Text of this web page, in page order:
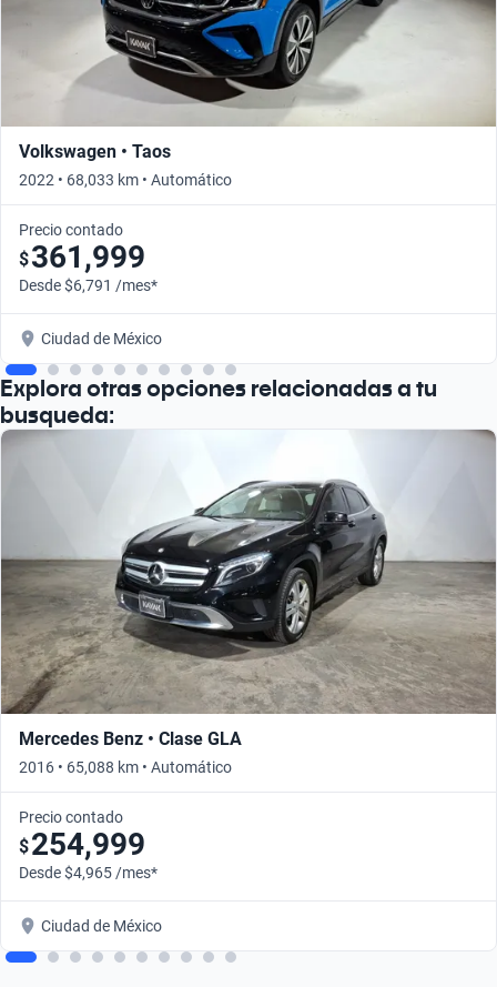
Volkswagen • Taos
2022 • 68,033 km • Automático
Precio contado
$361,999
Desde $6,791 /mes*
Ciudad de México
Explora otras opciones relacionadas a tu
busqueda:
Mercedes Benz • Clase GLA
2016 • 65,088 km • Automático
Precio contado
$254,999
Desde $4,965 /mes*
Ciudad de México